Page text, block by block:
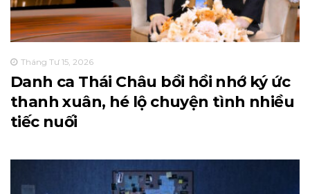
Tháng Tư 15, 2026
Danh ca Thái Châu bồi hồi nhớ ký ức
thanh xuân, hé lộ chuyện tình nhiều
tiếc nuối